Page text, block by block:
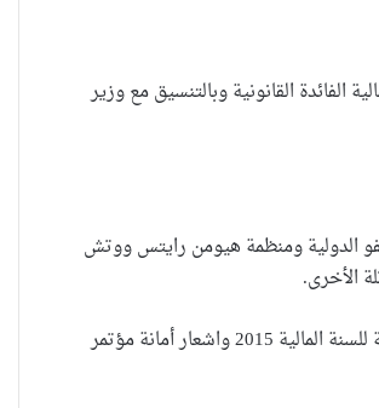
القانونية وبالتنسيق مع وزير
الدولية ومنظمة هيومن رايتس ووتش
4- الموافقة على الغاء قرار مجلس الوزراء رقم 509 لسنة 2013، استنادا الى احكام المادة 49/البند سابعاً من قانون الموازنة العامة الاتحادية للسنة المالية 2015 واشعار أمانة مؤتمر